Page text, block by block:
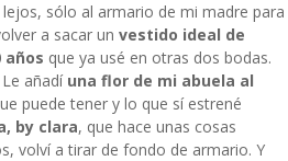
sólo al armario de mi madre para
a sacar un vestido ideal de
años que ya usé en otras dos bodas.
añadíuna flor de mi abuela al
puede tener y lo que sí estrené
by clara, que hace unas cosas
volví a tirar de fondo de armario. Y